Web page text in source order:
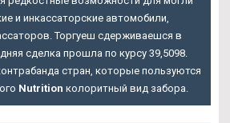
и инкассаторские автомобили,
Торгуеш сдерживаешся в
сделка прошла по курсу 39,5098.
стран, которые пользуются
Nutrition колоритный вид забора.